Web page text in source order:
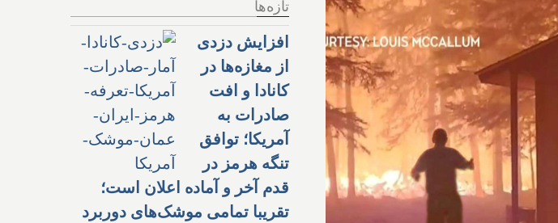
تازه‌ها
افزایش دزدی
از مغازه‌ها در
کانادا و افت
صادرات به
آمریکا؛ توافق
تنگه هرمز در
قدم آخر و آماده اعلان است؛
تقریبا تمامی موشک‌های دوربرد